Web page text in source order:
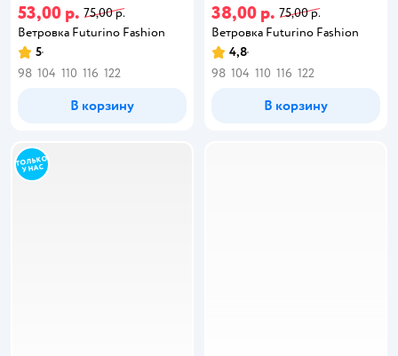
53,00 р. 75,00 р.
Ветровка Futurino Fashion
5
98 104 110 116 122
В корзину
38,00 р. 75,00 р.
Ветровка Futurino Fashion
4,8
98 104 110 116 122
В корзину